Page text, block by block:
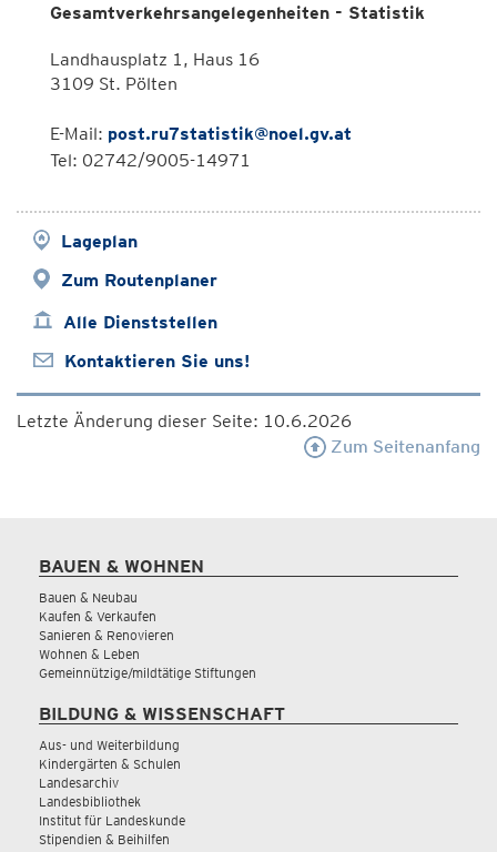
Gesamtverkehrsangelegenheiten - Statistik
Landhausplatz 1, Haus 16
3109 St. Pölten
E-Mail: post.ru7statistik@noel.gv.at
Tel: 02742/9005-14971
Lageplan
Zum Routenplaner
Alle Dienststellen
Kontaktieren Sie uns!
Letzte Änderung dieser Seite: 10.6.2026
Zum Seitenanfang
BAUEN & WOHNEN
Bauen & Neubau
Kaufen & Verkaufen
Sanieren & Renovieren
Wohnen & Leben
Gemeinnützige/mildtätige Stiftungen
BILDUNG & WISSENSCHAFT
Aus- und Weiterbildung
Kindergärten & Schulen
Landesarchiv
Landesbibliothek
Institut für Landeskunde
Stipendien & Beihilfen